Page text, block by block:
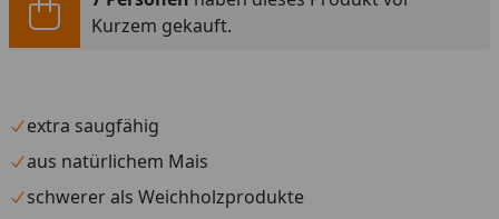
Kurzem gekauft.
extra saugfähig
aus natürlichem Mais
schwerer als Weichholzprodukte